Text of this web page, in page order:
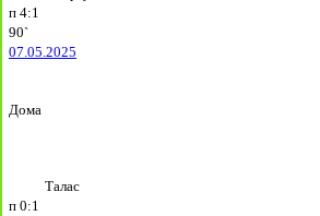
п 4:1
90`
07.05.2025
Дома
Талас
п 0:1